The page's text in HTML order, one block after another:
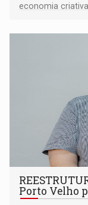
economia
Porto Velho